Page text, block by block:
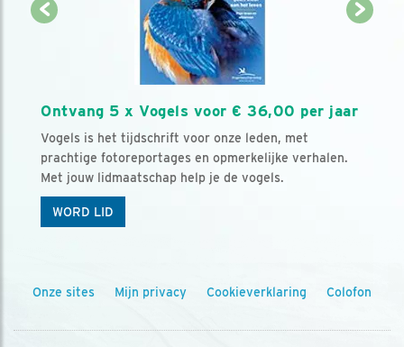
Ontvang 5 x Vogels voor € 36,00 per jaar
Vogels is het tijdschrift voor onze leden, met
prachtige fotoreportages en opmerkelijke verhalen.
Met jouw lidmaatschap help je de vogels.
WORD LID
Onze sites Mijn privacy Cookieverklaring Colofon